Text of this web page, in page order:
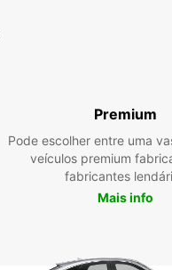
Premium
Pode escolher entre uma
veículos premium
fabricantes
Mais info